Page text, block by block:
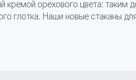
кремой орехового цвета:
глотка. Наши новые стаканы